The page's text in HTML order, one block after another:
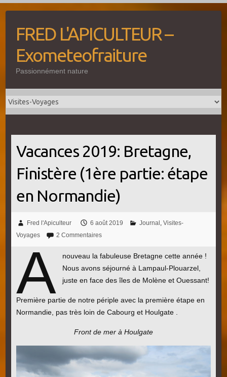
contentFRED L'APICULTEUR –
Exometeofraiture
Passionnément nature
Vacances 2019: Bretagne,
Finistère (1ère partie: étape
en Normandie)
Fred l'Apiculteur 6 août 2019 Journal , Visites-
Voyages
2 Commentaires
A
nouveau la fabuleuse Bretagne cette année !
Nous avons séjourné à Lampaul-Plouarzel,
juste en face des îles de Molène et Ouessant!
Première partie de notre périple avec la première étape en
Normandie, pas très loin de Cabourg et Houlgate .
Front de mer à Houlgate